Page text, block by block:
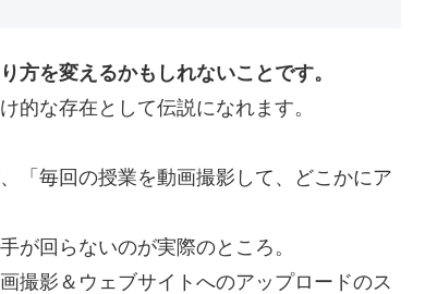
方を変えるかもしれないことです。
的な存在として伝説になれます。
「毎回の授業を動画撮影して、どこかにア
が回らないのが実際のところ。
撮影＆ウェブサイトへのアップロードのス